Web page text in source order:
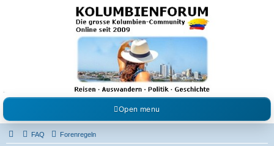
Kolumbienforum - Das
grosse Forum der
Freunde Kolumbiens
Reisen, Auswandern, Kultur, Politik, Geschichte und Visum in Kolumbien und Venezuela.
Austausch, Erfahrungen und Gemeinschaft im Kolumbienforum
Open menu
FAQ Forenregeln